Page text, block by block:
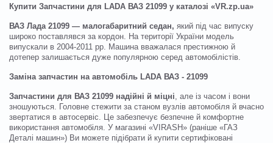
Купити Запчастини для LADA ВАЗ 21099 у каталозі «VR.zp.ua»
ВАЗ Лада 21099 — малогабаритний седан, який під час випуску
широко поставлявся за кордон. На території України модель
випускали в 2004-2011 рр. Машина вважалася престижною й
дотепер залишається дуже популярною серед автомобілістів.
Заміна запчастин на автомобіль LADA ВАЗ - 21099
Запчастини для ВАЗ 21099 надійні й міцні , але із часом і вони
зношуються. Головне стежити за станом вузлів автомобіля й вчасно
звертатися в автосервіс. Це забезпечує безпечне й комфортне
використання автомобіля. У магазині «VIRASH» (раніше «ГАЗ
Деталі машин») Ви можете підібрати й купити сертифіковані